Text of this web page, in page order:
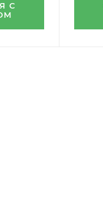
С